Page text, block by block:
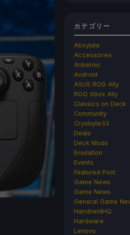
カテゴリー
Abxylute
Accessories
Anbernic
Android
ASUS ROG Ally
ROG Xbox Ally
Classics on Deck
Community
Cryobyte33
Deals
Deck Mods
Emulation
Events
Featured Post
Game News
Game News
General Game
HandheldHQ
Hardware
Lenovo